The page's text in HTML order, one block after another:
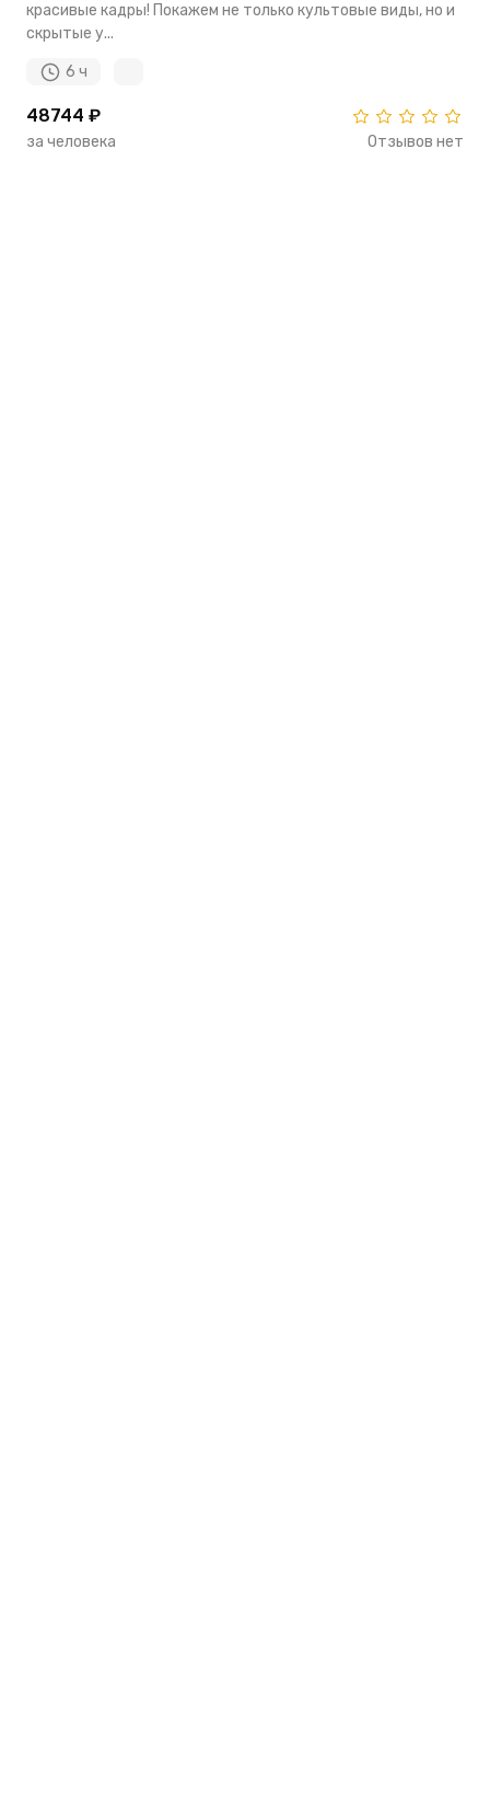
красивые кадры! Покажем не только культовые виды, но и
скрытые у...
6 ч
48744 ₽
за человека Отзывов нет